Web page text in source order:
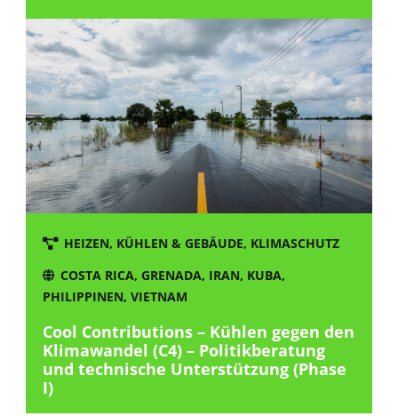
HEIZEN, KÜHLEN & GEBÄUDE, KLIMASCHUTZ
COSTA RICA, GRENADA, IRAN, KUBA,
PHILIPPINEN,VIETNAM
Cool Contributions – Kühlen gegen den
Klimawandel (C4) – Politikberatung
und technische Unterstützung (Phase
I)